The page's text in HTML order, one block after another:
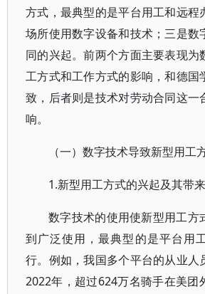
方式，最典型的是平台用工和远程
场所使用数字设备和技术；三是数
同的兴起。前两个方面主要表现为
工方式和工作方式的影响，和德国
致，后者则是技术对劳动合同这一
响。
（一）数字技术导致新型用工
1.新型用工方式的兴起及其带来
数字技术的使用使新型用工方
到广泛使用，最典型的是平台用
行。例如，我国多个平台的从业人
2022年，超过624万名骑手在美团